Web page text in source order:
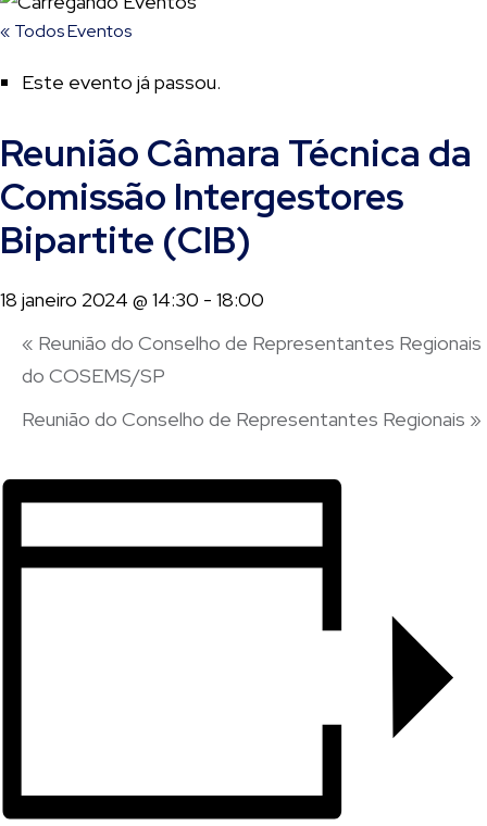
« Todos Eventos
Este evento já passou.
Reunião Câmara Técnica da
Comissão Intergestores
Bipartite (CIB)
18 janeiro 2024 @ 14:30 - 18:00
« Reunião do Conselho de Representantes Regionais
do COSEMS/SP
Reunião do Conselho de Representantes Regionais »